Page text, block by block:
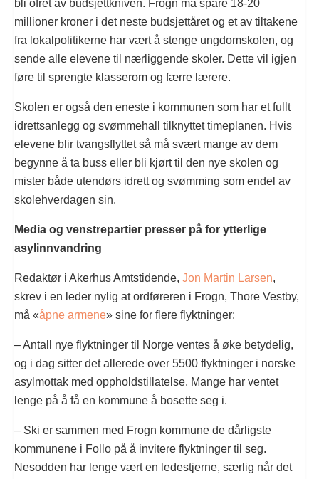
bli ofret av budsjettkniven. Frogn må spare 18-20
millioner kroner i det neste budsjettåret og et av tiltakene
fra lokalpolitikerne har vært å stenge ungdomskolen, og
sende alle elevene til nærliggende skoler. Dette vil igjen
føre til sprengte klasserom og færre lærere.
Skolen er også den eneste i kommunen som har et fullt
idrettsanlegg og svømmehall tilknyttet timeplanen. Hvis
elevene blir tvangsflyttet så må svært mange av dem
begynne å ta buss eller bli kjørt til den nye skolen og
mister både utendørs idrett og svømming som endel av
skolehverdagen sin.
Media og venstrepartier presser på for ytterlige
asylinnvandring
Redaktør i Akerhus Amtstidende, Jon Martin Larsen,
skrev i en leder nylig at ordføreren i Frogn, Thore Vestby,
må «åpne armene» sine for flere flyktninger:
– Antall nye flyktninger til Norge ventes å øke betydelig,
og i dag sitter det allerede over 5500 flyktninger i norske
asylmottak med oppholdstillatelse. Mange har ventet
lenge på å få en kommune å bosette seg i.
– Ski er sammen med Frogn kommune de dårligste
kommunene i Follo på å invitere flyktninger til seg.
Nesodden har lenge vært en ledestjerne, særlig når det